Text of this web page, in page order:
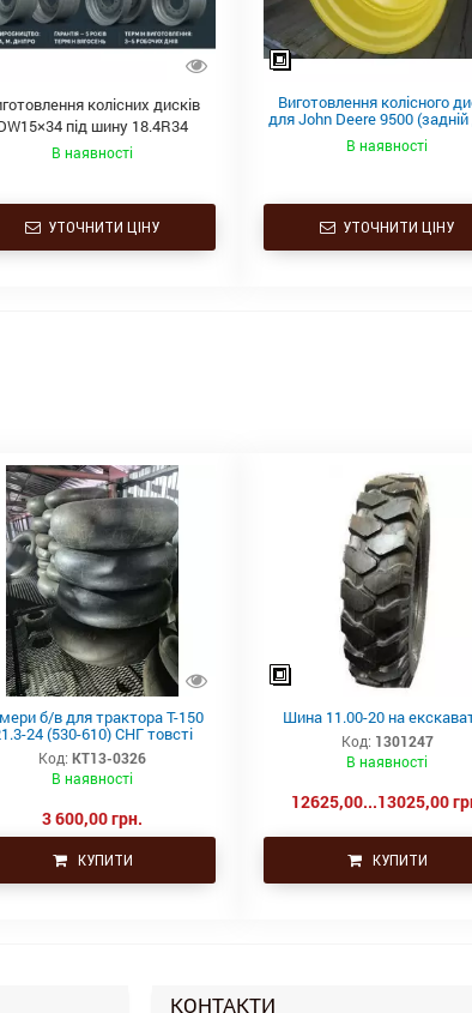
колісних дисків
під шину 18.4R34
В наявності
УТОЧНИТИ ЦІНУ
Виготовлення колісного
для John Deere 9500
DW12×24)
В наявності
УТОЧНИТИ ЦІНУ
б/в для трактора Т-150
24 (530-610) СНГ товсті
Код: КТ13-0326
В наявності
3 600,00 грн.
КУПИТИ
Шина 11.00-20 на
Код: 1301247
В наявності
12625,00...13025,00
КУПИТИ
КОНТАКТИ